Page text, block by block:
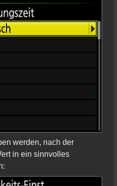
werden, nach der
in ein sinnvolles